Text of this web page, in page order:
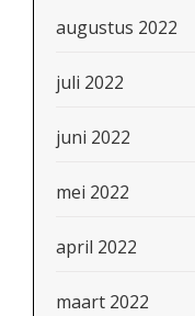
augustus 2022
juli 2022
juni 2022
mei 2022
april 2022
maart 2022